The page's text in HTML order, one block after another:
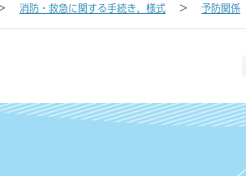
消防・救急に関する手続き、様式 予防関係